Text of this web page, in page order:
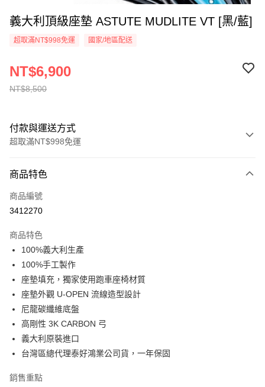
義大利頂級座墊 ASTUTE MUDLITE VT [黑/藍]
超取滿NT$998免運 國家/地區配送
NT$8,500
NT$6,900
付款與運送方式
超取滿NT$998免運
信用卡一次付款
信用卡分期付款
合作金庫商業銀行
華南商業銀行
上海商業儲蓄銀行
國泰世華商業銀行
兆豐國際商業銀行
臺灣中小企業銀行
匯豐（台灣）商業銀行
聯邦商業銀行
元大商業銀行
玉山商業銀行
台新國際商業銀行
中國信託商業銀行
超商取貨付款
LINE Pay
Apple Pay
街口支付
Google Pay
全盈+PAY
商品特色
商品編號
3412270
商品特色
100%義大利生產
100%手工製作
座墊填充，獨家使用跑車座椅材質
座墊外觀 U-OPEN 流線造型設計
尼龍碳纖維底盤
高剛性 3K CARBON 弓
義大利原裝進口
台灣區總代理泰好鴻業公司貨，一年保固
銷售重點